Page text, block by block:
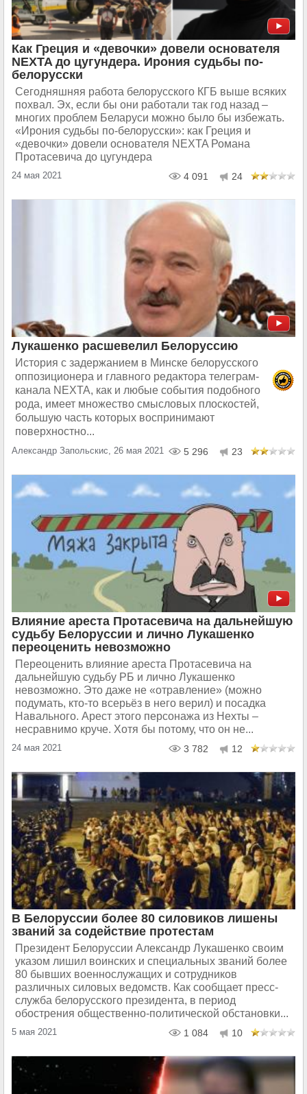
Как Греция и «девочки» довели основателя
NEXTA до цугундера. Ирония судьбы по-
белорусски
Сегодняшняя работа белорусского КГБ выше всяких
похвал. Эх, если бы они работали так год назад –
многих проблем Беларуси можно было бы избежать.
«Ирония судьбы по-белорусски»: как Греция и
«девочки» довели основателя NEXTA Романа
Протасевича до цугундера
24 мая 2021 4 091 24
Лукашенко расшевелил Белоруссию
История с задержанием в Минске белорусского
оппозиционера и главного редактора телеграм-
канала NEXTA, как и любые события подобного
рода, имеет множество смысловых плоскостей,
большую часть которых воспринимают
поверхностно...
Александр Запольскис, 26 мая 2021 5 296 23
Влияние ареста Протасевича на дальнейшую
судьбу Белоруссии и лично Лукашенко
переоценить невозможно
Переоценить влияние ареста Протасевича на
дальнейшую судьбу РБ и лично Лукашенко
невозможно. Это даже не «отравление» (можно
подумать, кто-то всерьёз в него верил) и посадка
Навального. Арест этого персонажа из Нехты –
несравнимо круче. Хотя бы потому, что он не...
24 мая 2021 3 782 12
В Белоруссии более 80 силовиков лишены
званий за содействие протестам
Президент Белоруссии Александр Лукашенко своим
указом лишил воинских и специальных званий более
80 бывших военнослужащих и сотрудников
различных силовых ведомств. Как сообщает пресс-
служба белорусского президента, в период
обострения общественно-политической обстановки...
5 мая 2021 1 084 10